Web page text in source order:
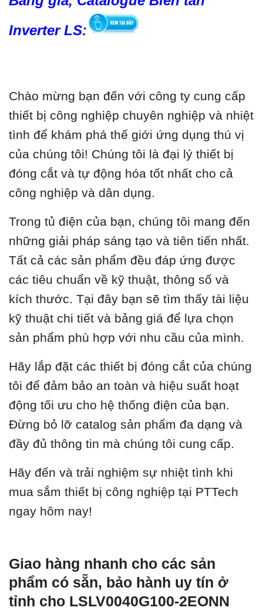
Inverter LS:
Chào mừng bạn đến với công ty cung cấp
thiết bị công nghiệp chuyên nghiệp và nhiệt
tình để khám phá thế giới ứng dụng thú vị
của chúng tôi! Chúng tôi là đại lý thiết bị
đóng cắt và tự động hóa tốt nhất cho cả
công nghiệp và dân dụng.
Trong tủ điện của bạn, chúng tôi mang đến
những giải pháp sáng tạo và tiên tiến nhất.
Tất cả các sản phẩm đều đáp ứng được
các tiêu chuẩn về kỹ thuật, thông số và
kích thước. Tại đây bạn sẽ tìm thấy tài liệu
kỹ thuật chi tiết và bảng giá để lựa chọn
sản phẩm phù hợp với nhu cầu của mình.
Hãy lắp đặt các thiết bị đóng cắt của chúng
tôi để đảm bảo an toàn và hiệu suất hoạt
động tối ưu cho hệ thống điện của bạn.
Đừng bỏ lỡ catalog sản phẩm đa dạng và
đầy đủ thông tin mà chúng tôi cung cấp.
Hãy đến và trải nghiệm sự nhiệt tình khi
mua sắm thiết bị công nghiệp tại PTTech
ngay hôm nay!
Giao hàng nhanh cho các sản
phẩm có sẵn, bảo hành uy tín ở
tỉnh cho LSLV0040G100-2EONN